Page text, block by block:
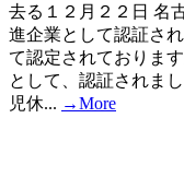
去る１２月２２日 名
進企業として認証さ
て認定されておりま
として、認証されま
児休... →More